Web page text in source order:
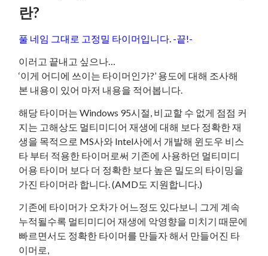
란?
풀 네임 그대로 고정밀 타이머입니다. -끝!-
이러고 끝내고 싶으나…
‘이게 어디에 쓰이는 타이머인가?’ 용도에 대해 조사해
본 내용이 있어 마저 내용을 적어봅니다.
해당 타이머는 Windows 95시절, 비교할 수 없게 점점 커
지는 고해상도 멀티미디어 재생에 대해 보다 정확한 재
생을 목적으로 MS사와 Intel사에서 개발해 윈도우 비스
타 부터 적용한 타이머로써 기존에 사용하던 멀티미디
어용 타이머 보다 더 정확한 보다 높은 밀도의 타이밍을
가진 타이머라 합니다. (AMD도 지원합니다.)
기존에 타이머가 오차가 어느정도 있다보니 그게 계속
누적될수록 멀티미디어 재생에 악영향을 미치기 때문에
빠르면서도 정확한 타이머를 만들자 해서 만들어진 타
이머로,